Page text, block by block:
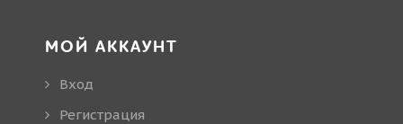
МОЙ АККАУНТ
Вход
Регистрация